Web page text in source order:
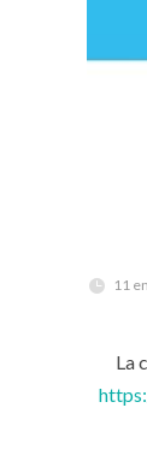
11
La